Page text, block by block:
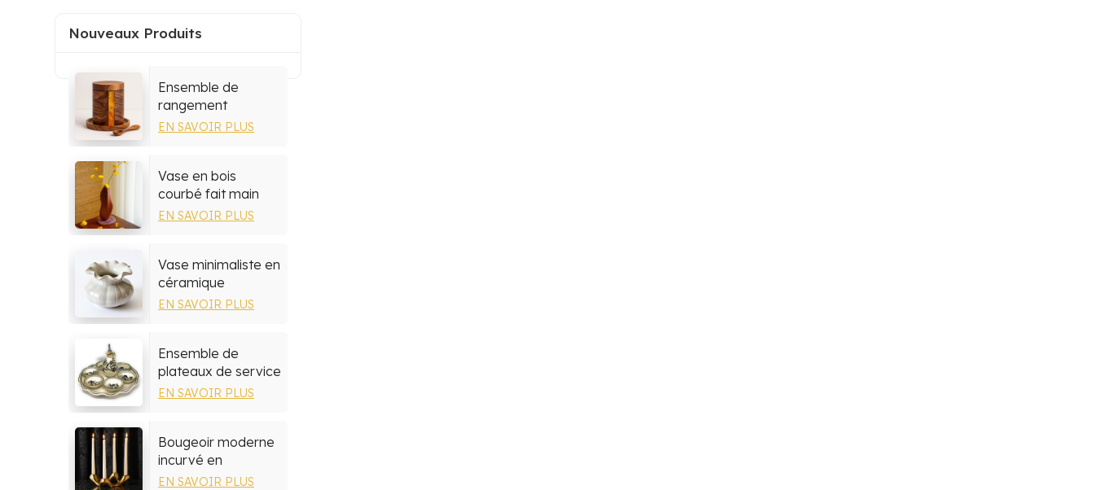
Nouveaux Produits
Ensemble de
rangement
multifonctionnel en
EN SAVOIR PLUS
Vase en bois
courbé fait main
par un artisan
EN SAVOIR PLUS
Vase minimaliste en
céramique
EN SAVOIR PLUS
Ensemble de
plateaux de service
en céramique
EN SAVOIR PLUS
Bougeoir moderne
incurvé en
céramique
EN SAVOIR PLUS